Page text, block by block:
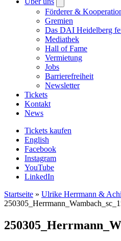
submenu
Förderer &
Gremien
Das DAI Heidelberg
Mediathek
Hall of Fame
Vermietung
Jobs
Barrierefreiheit
Newsletter
Tickets
Kontakt
News
Tickets kaufen
English
Facebook
Instagram
YouTube
LinkedIn
Startseite » Ulrike Herrmann &